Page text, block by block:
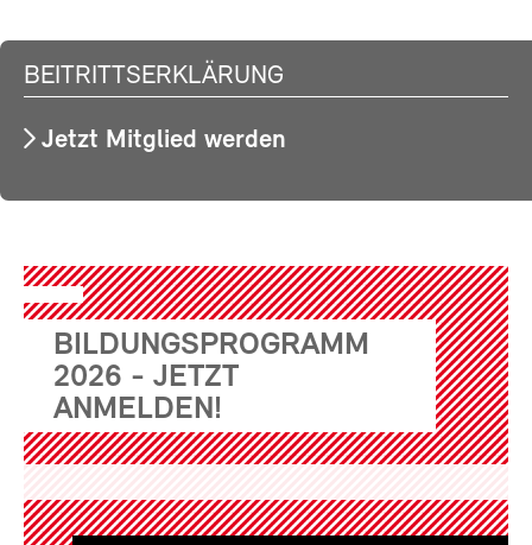
BEITRITTSERKLÄRUNG
Jetzt Mitglied werden
BILDUNGSPROGRAMM
2026 - JETZT
ANMELDEN!